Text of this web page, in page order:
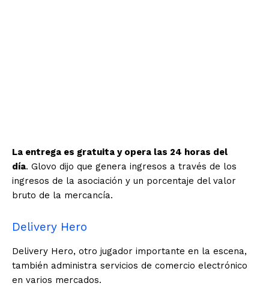
La entrega es gratuita y opera las 24 horas del
día. Glovo dijo que genera ingresos a través de los
ingresos de la asociación y un porcentaje del valor
bruto de la mercancía.
Delivery Hero
Delivery Hero, otro jugador importante en la escena,
también administra servicios de comercio electrónico
en varios mercados.